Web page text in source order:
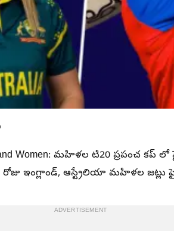
Women: మహిళల టి20 ప్రపంచ
రోజు ఇంగ్లాండ్, ఆస్ట్రేలియా మహిళల
ADVERTISEMENT